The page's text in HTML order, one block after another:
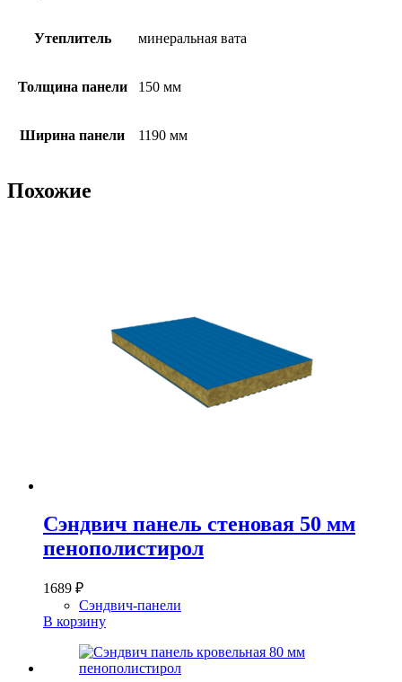
Утеплитель минеральная вата
Толщина панели 150 мм
Ширина панели 1190 мм
Похожие
Сэндвич панель стеновая 50 мм
пенополистирол
1689 ₽
Сэндвич-панели
В корзину